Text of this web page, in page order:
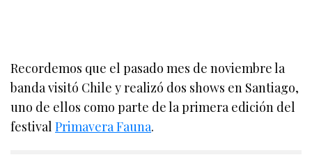
Recordemos que el pasado mes de noviembre la
banda visitó Chile y realizó dos shows en Santiago,
uno de ellos como parte de la primera edición del
festivalPrimavera Fauna.